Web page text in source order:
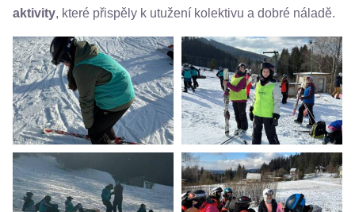
aktivity, které přispěly k utužení kolektivu a dobré náladě.